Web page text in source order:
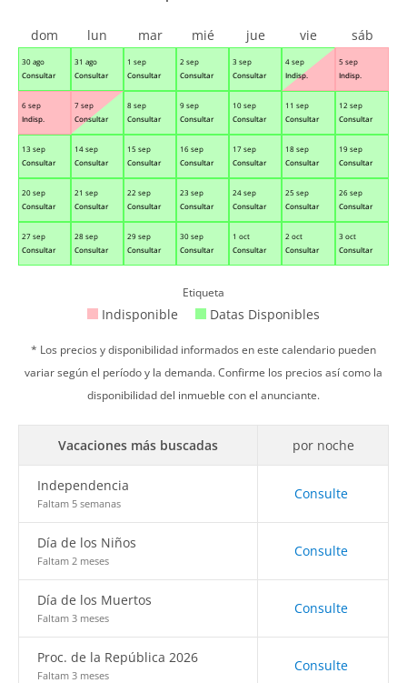
30 ago
Consultar
31 ago
Consultar
1 sep
Consultar
2 sep
Consultar
3 sep
Consultar
4 sep
Indisp.
5 sep
Indisp.
6 sep
Indisp.
7 sep
Consultar
8 sep
Consultar
9 sep
Consultar
10 sep
Consultar
11 sep
Consultar
12 sep
Consultar
13 sep
Consultar
14 sep
Consultar
15 sep
Consultar
16 sep
Consultar
17 sep
Consultar
18 sep
Consultar
19 sep
Consultar
20 sep
Consultar
21 sep
Consultar
22 sep
Consultar
23 sep
Consultar
24 sep
Consultar
25 sep
Consultar
26 sep
Consultar
27 sep
Consultar
28 sep
Consultar
29 sep
Consultar
30 sep
Consultar
1 oct
Consultar
2 oct
Consultar
3 oct
Consultar
dom lun mar mié jue vie sáb
Etiqueta
Indisponible Datas Disponibles
* Los precios y disponibilidad informados en este calendario pueden
variar según el período y la demanda. Confirme los precios así como la
disponibilidad del inmueble con el anunciante.
Vacaciones más buscadas por noche
Independencia
Faltam 5 semanas
Consulte
Día de los Niños
Faltam 2 meses
Consulte
Día de los Muertos
Faltam 3 meses
Consulte
Proc. de la República 2026
Faltam 3 meses
Consulte